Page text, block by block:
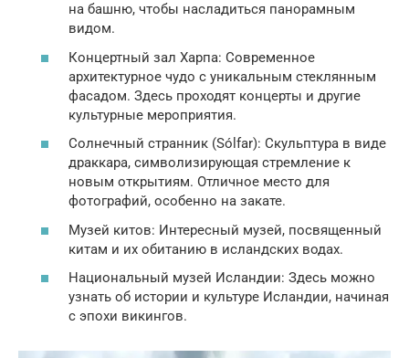
на башню, чтобы насладиться панорамным
видом.
Концертный зал Харпа: Современное
архитектурное чудо с уникальным стеклянным
фасадом. Здесь проходят концерты и другие
культурные мероприятия.
Солнечный странник (Sólfar): Скульптура в виде
драккара, символизирующая стремление к
новым открытиям. Отличное место для
фотографий, особенно на закате.
Музей китов: Интересный музей, посвященный
китам и их обитанию в исландских водах.
Национальный музей Исландии: Здесь можно
узнать об истории и культуре Исландии, начиная
с эпохи викингов.